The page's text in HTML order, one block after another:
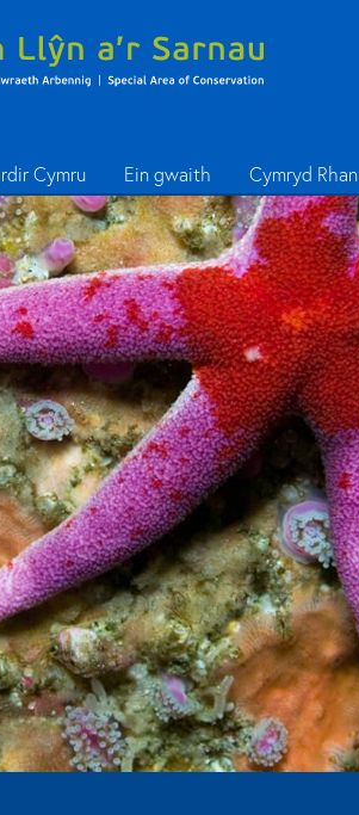
Cymru Ein gwaith Cymryd Rhan